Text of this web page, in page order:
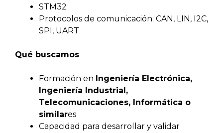
STM32
Protocolos de comunicación: CAN, LIN, I2C,
SPI, UART
Qué buscamos
Formación en Ingeniería Electrónica,
Ingeniería Industrial,
Telecomunicaciones, Informática o
similares
Capacidad para desarrollar y validar